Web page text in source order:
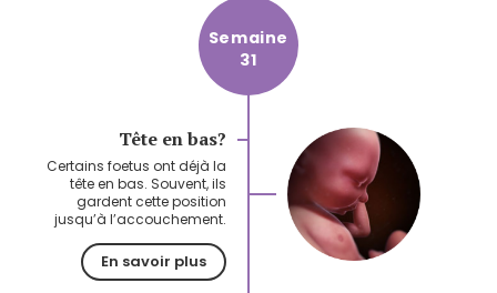
Semaine
31
Tête en bas?
Certains foetus ont déjà la
tête en bas. Souvent, ils
gardent cette position
jusqu’à l’accouchement.
En savoir plus